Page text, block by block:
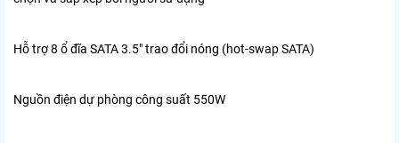
Hỗ trợ 8 ổ đĩa SATA 3.5" trao đổi nóng (hot-swap SATA)
Nguồn điện dự phòng công suất 550W